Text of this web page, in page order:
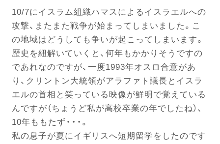
よくある質問
お問い合わせ
佐藤なう
電話する
10/7にイスラム組織ハマスによるイスラエルへの
攻撃、またまた戦争が始まってしまいました。こ
の地域はどうしても争いが起こってしまいます。
歴史を紐解いていくと、何年もかかりそうですの
であれなのですが、一度1993年オスロ合意があ
り、クリントン大統領がアラファト議長とイスラ
エルの首相と笑っている映像が鮮明で覚えている
んですが（ちょうど私が高校卒業の年でしたね）、
10年ももたず・・・。
私の息子が夏にイギリスへ短期留学をしたのです